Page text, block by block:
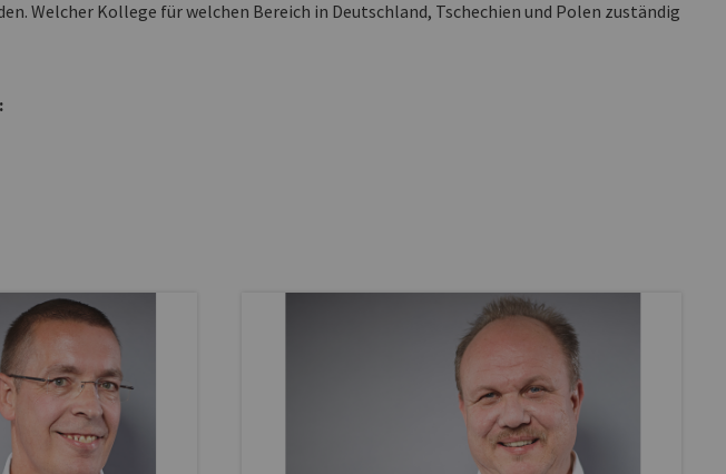
Welcher Kollege für welchen Bereich in Deutschland, Tschechien und Polen zuständig